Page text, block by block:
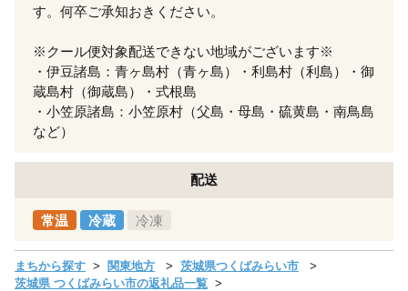
す。何卒ご承知おきください。
※クール便対象配送できない地域がございます※
・伊豆諸島：青ヶ島村（青ヶ島）・利島村（利島）・御
蔵島村（御蔵島）・式根島
・小笠原諸島：小笠原村（父島・母島・硫黄島・南鳥島
など）
配送
常温 冷蔵 冷凍
まちから探す 関東地方
茨城県つくばみらい市
茨城県 つくばみらい市の返礼品一覧